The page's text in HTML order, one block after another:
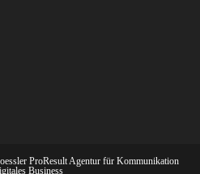
ProResult Agentur für Kommunikation
Business